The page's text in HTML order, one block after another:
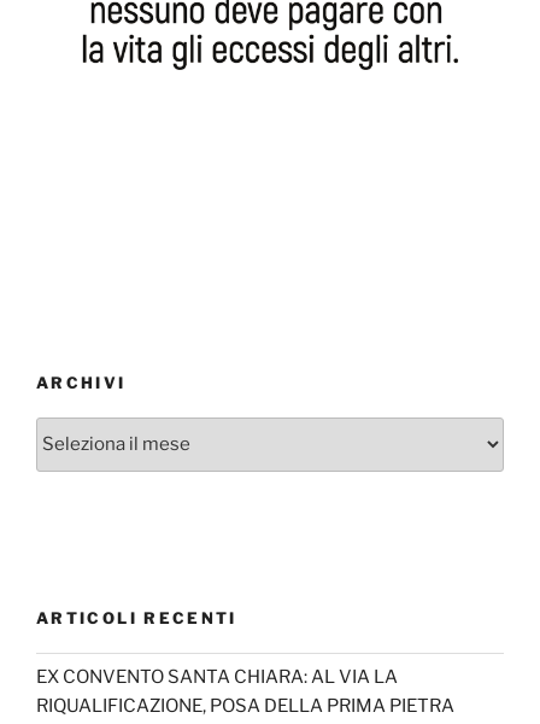
ARCHIVI
Archivi
ARTICOLI RECENTI
EX CONVENTO SANTA CHIARA: AL VIA LA
RIQUALIFICAZIONE, POSA DELLA PRIMA PIETRA